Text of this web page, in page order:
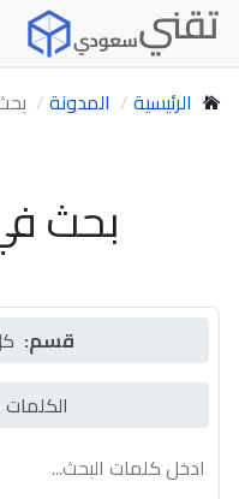
الرئيسية المدونة
بحث
قسم:
الكلمات